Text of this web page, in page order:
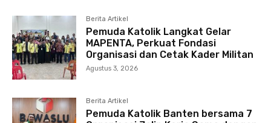
Berita Artikel
Pemuda Katolik Langkat Gelar
MAPENTA, Perkuat Fondasi
Organisasi dan Cetak Kader Militan
Agustus 3, 2026
Berita Artikel
Pemuda Katolik Banten bersama 7